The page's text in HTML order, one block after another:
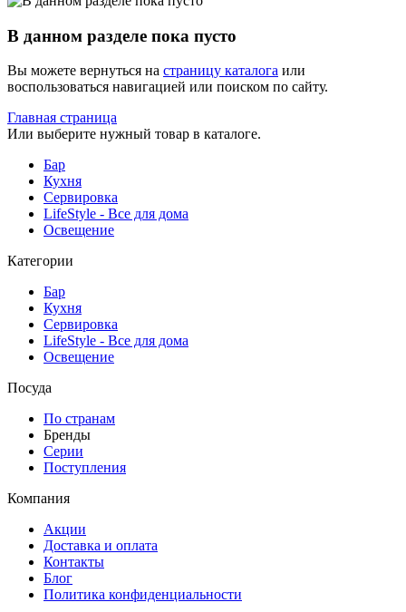
В данном разделе пока пусто
Вы можете вернуться на страницу каталога или
воспользоваться навигацией или поиском по сайту.
Главная страница
Или выберите нужный товар в каталоге.
Бар
Кухня
Сервировка
LifeStyle - Все для дома
Освещение
Категории
Бар
Кухня
Сервировка
LifeStyle - Все для дома
Освещение
Посуда
По странам
Бренды
Серии
Поступления
Компания
Акции
Доставка и оплата
Контакты
Блог
Политика конфиденциальности